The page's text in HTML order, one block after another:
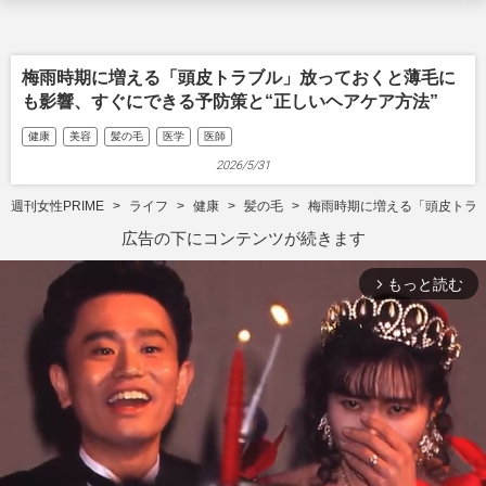
梅雨時期に増える「頭皮トラブル」放っておくと薄毛に
も影響、すぐにできる予防策と“正しいヘアケア方法”
健康 美容 髪の毛 医学 医師
2026/5/31
週刊女性PRIME ライフ 健康 髪の毛 梅雨時期に増える「頭皮トラ
広告の下にコンテンツが続きます
arrow_forward_ios もっと読む